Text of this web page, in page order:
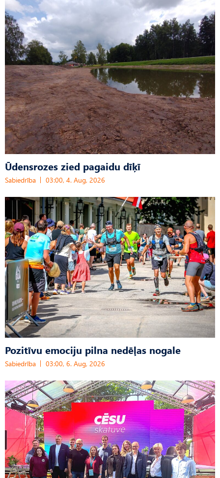
Ūdensrozes zied pagaidu dīķī
Sabiedrība 03:00, 4. Aug, 2026
Pozitīvu emociju pilna nedēļas nogale
Sabiedrība 03:00, 6. Aug, 2026